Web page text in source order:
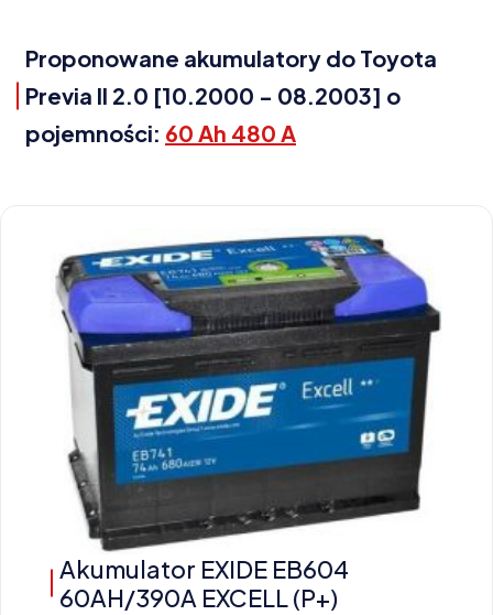
Proponowane akumulatory do Toyota
Previa II 2.0 [10.2000 - 08.2003] o
pojemności: 60 Ah 480 A
Akumulator EXIDE EB604
60AH/390A EXCELL (P+)